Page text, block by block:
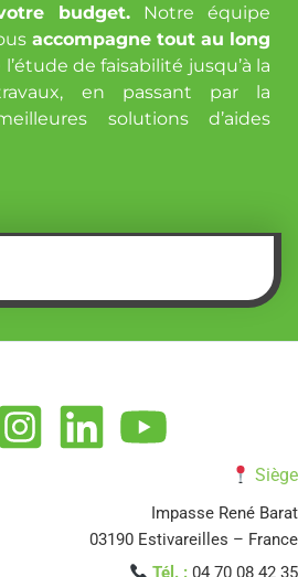
budget.Notre équipe
accompagne tout au long
l’étude de faisabilité jusqu’à la
en passant par la
solutions d’aides
Siège
Impasse René Barat
03190 Estivareilles – France
Tél. : 04 70 08 42 35